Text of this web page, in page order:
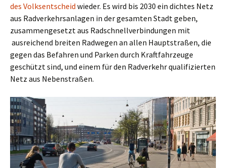
des Volksentscheid wieder. Es wird bis 2030 ein dichtes Netz
aus Radverkehrsanlagen in der gesamten Stadt geben,
zusammengesetzt aus Radschnellverbindungen mit
ausreichend breiten Radwegen an allen Hauptstraßen, die
gegen das Befahren und Parken durch Kraftfahrzeuge
geschützt sind, und einem für den Radverkehr qualifizierten
Netz aus Nebenstraßen.